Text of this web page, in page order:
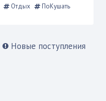
Отдых
ПоКушать
Новые поступления